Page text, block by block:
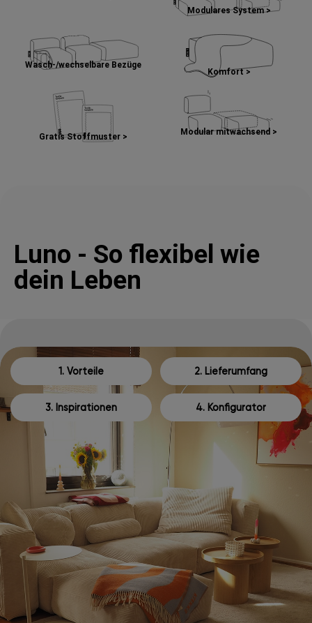
Modulares System >
Wasch-/wechselbare Bezüge
Komfort >
Gratis Stoffmuster >
Modular mitwachsend >
Luno - So flexibel wie
dein Leben
1. Vorteile 2. Lieferumfang
3. Inspirationen 4. Konfigurator